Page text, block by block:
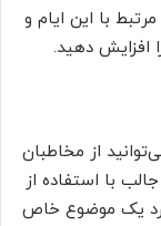
با این ایام و
افزایش دهید.
از مخاطبان
با استفاده از
یک موضوع خاص